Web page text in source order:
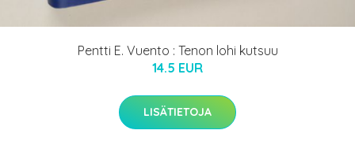
Pentti E. Vuento : Tenon lohi kutsuu
14.5 EUR
LISÄTIETOJA